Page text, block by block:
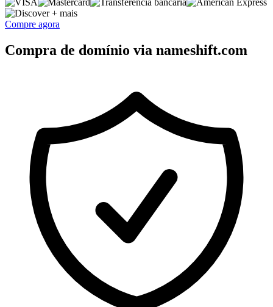
+ mais
Compre agora
Compra de domínio via nameshift.com